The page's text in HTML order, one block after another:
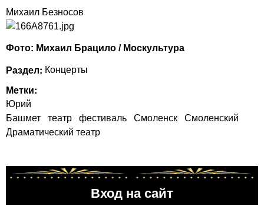
Михаил Безносов
Фото: Михаил Брацило / Москультура
Раздел: Концерты
Метки:
Юрий
Башмет
театр фестиваль Смоленск
Смоленский
Драматический театр
Вход на сайт